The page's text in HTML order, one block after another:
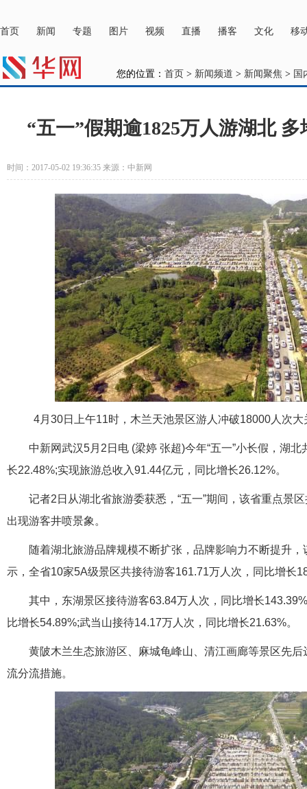
首页 新闻 专题 图片 视频 直播 播客 文化 移
您的位置： 首页 > 新闻频道 > 新闻聚焦 > 国
“五一”假期逾1825万人游湖北
时间：2017-05-02 19:36:35 来源：中新网
4月30日上午11时，木兰天池景区游人冲破18000人
中新网武汉5月2日电 (梁婷 张超)今年“五一”小长假，湖
长22.48%;实现旅游总收入91.44亿元，同比增长26.12%。
记者2日从湖北省旅游委获悉，“五一”期间，该省重点景
出现游客井喷景象。
随着湖北旅游品牌规模不断扩张，品牌影响力不断提升
示，全省10家5A级景区共接待游客161.71万人次，同比增长
其中，东湖景区接待游客63.84万人次，同比增长
比增长54.89%;武当山接待14.17万人次，同比增长21.63%。
黄陂木兰生态旅游区、麻城龟峰山、清江画廊等景区先
流分流措施。